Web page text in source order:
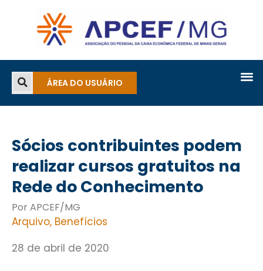
ÁREA DO USUÁRIO
Sócios contribuintes podem
realizar cursos gratuitos na
Rede do Conhecimento
Por APCEF/MG
Arquivo, Benefícios
28 de abril de 2020